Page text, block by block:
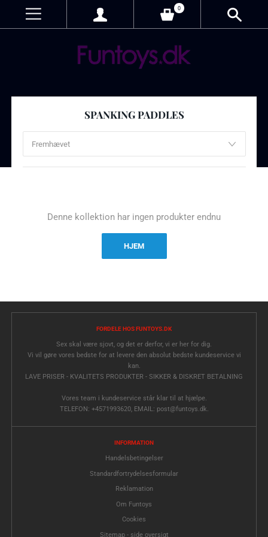
0
SPANKING PADDLES
Denne kollektion har ingen produkter endnu
HJEM
FORDELE HOS FUNTOYS.DK
Sex skal være sjovt, og det er derfor, vi er her for dig.
Vi vil gøre vores bedste for at levere den absolut bedste kundeservice vi
kan.
LAVE PRISER - KVALITETS PRODUKTER - SIKKER & DISKRET BETALNING
Vores team i kundeservice står klar til at hjælpe.
TELEFON: +4571993620, EMAIL: post@funtoys.dk.
INFORMATION
Handelsbetingelser
Standardfortrydelsesformular
Reklamation
Om Funtoys
Cookies
Sitemap - side oversigt